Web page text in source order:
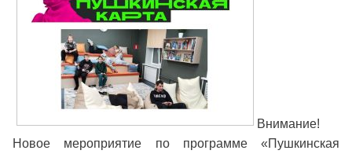
Внимание!
Новое мероприятие по программе «Пушкинская